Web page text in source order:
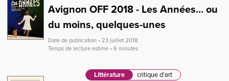
Avignon OFF 2018 - Les Années... ou
du moins, quelques-unes
Date de publication • 23 juillet 2018
Temps de lecture estimé • 6 minutes
Littérature critique d'art